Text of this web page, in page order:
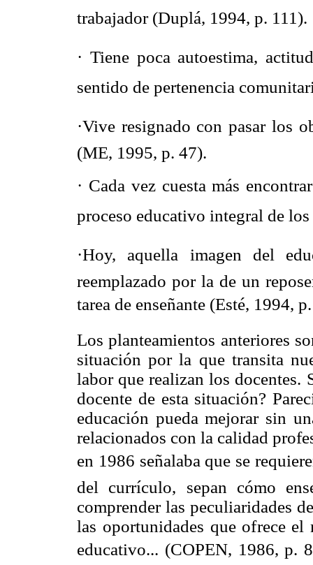
trabajador (Duplá, 1994, p. 111).
· Tiene poca autoestima,
sentido de pertenencia
·Vive resignado con pasar
(ME, 1995, p. 47).
· Cada vez cuesta más
proceso educativo integral de
·Hoy, aquella imagen del
reemplazado por la de un
tarea de enseñante (Esté, 1994,
Los planteamientos anteriores
situación por la que transita
labor que realizan los docentes.
docente de esta situación?
educación pueda mejorar sin
relacionados con la calidad
en 1986 señalaba que se
del currículo, sepan cómo
comprender las peculiaridades
las oportunidades que ofrece
educativo... (COPEN, 1986, p.